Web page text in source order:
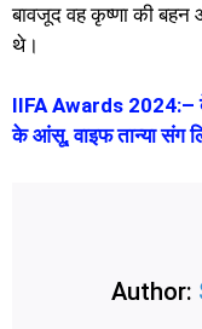
बावजूद वह कृष्णा की बहन
थे।
IIFA Awards 2024:–
के आंसू, वाइफ तान्या संग
Author: